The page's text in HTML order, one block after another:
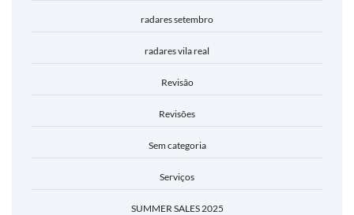
radares setembro
radares vila real
Revisão
Revisões
Sem categoria
Serviços
SUMMER SALES 2025